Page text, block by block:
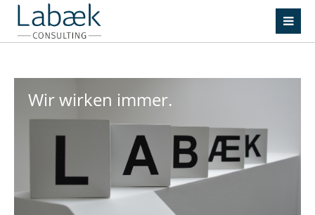
Wir wirken immer.